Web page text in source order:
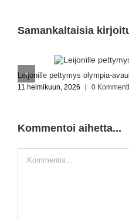
Samankaltaisia
Leijonille pettymys olympia-
11 helmikuun, 2026 | 0
Kommentoi aihetta...